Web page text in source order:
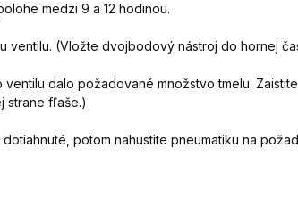
medzi 9 a 12 hodinou.
(Vložte dvojbodový nástroj do hornej
dalo požadované množstvo tmelu.
strane fľaše.)
potom nahustite pneumatiku na